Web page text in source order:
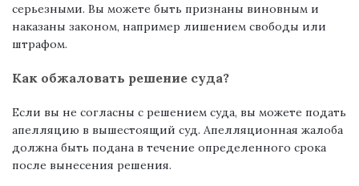
серьезными. Вы можете быть признаны виновным и
наказаны законом, например лишением свободы или
штрафом.
Как обжаловать решение суда?
Если вы не согласны с решением суда, вы можете подать
апелляцию в вышестоящий суд. Апелляционная жалоба
должна быть подана в течение определенного срока
после вынесения решения.